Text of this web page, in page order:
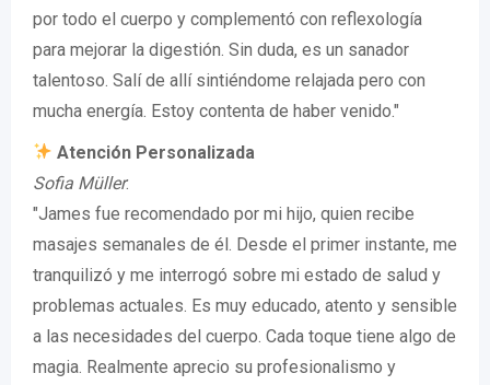
por todo el cuerpo y complementó con reflexología
para mejorar la digestión. Sin duda, es un sanador
talentoso. Salí de allí sintiéndome relajada pero con
mucha energía. Estoy contenta de haber venido."
Atención Personalizada
Sofia Müller:
"James fue recomendado por mi hijo, quien recibe
masajes semanales de él. Desde el primer instante, me
tranquilizó y me interrogó sobre mi estado de salud y
problemas actuales. Es muy educado, atento y sensible
a las necesidades del cuerpo. Cada toque tiene algo de
magia. Realmente aprecio su profesionalismo y